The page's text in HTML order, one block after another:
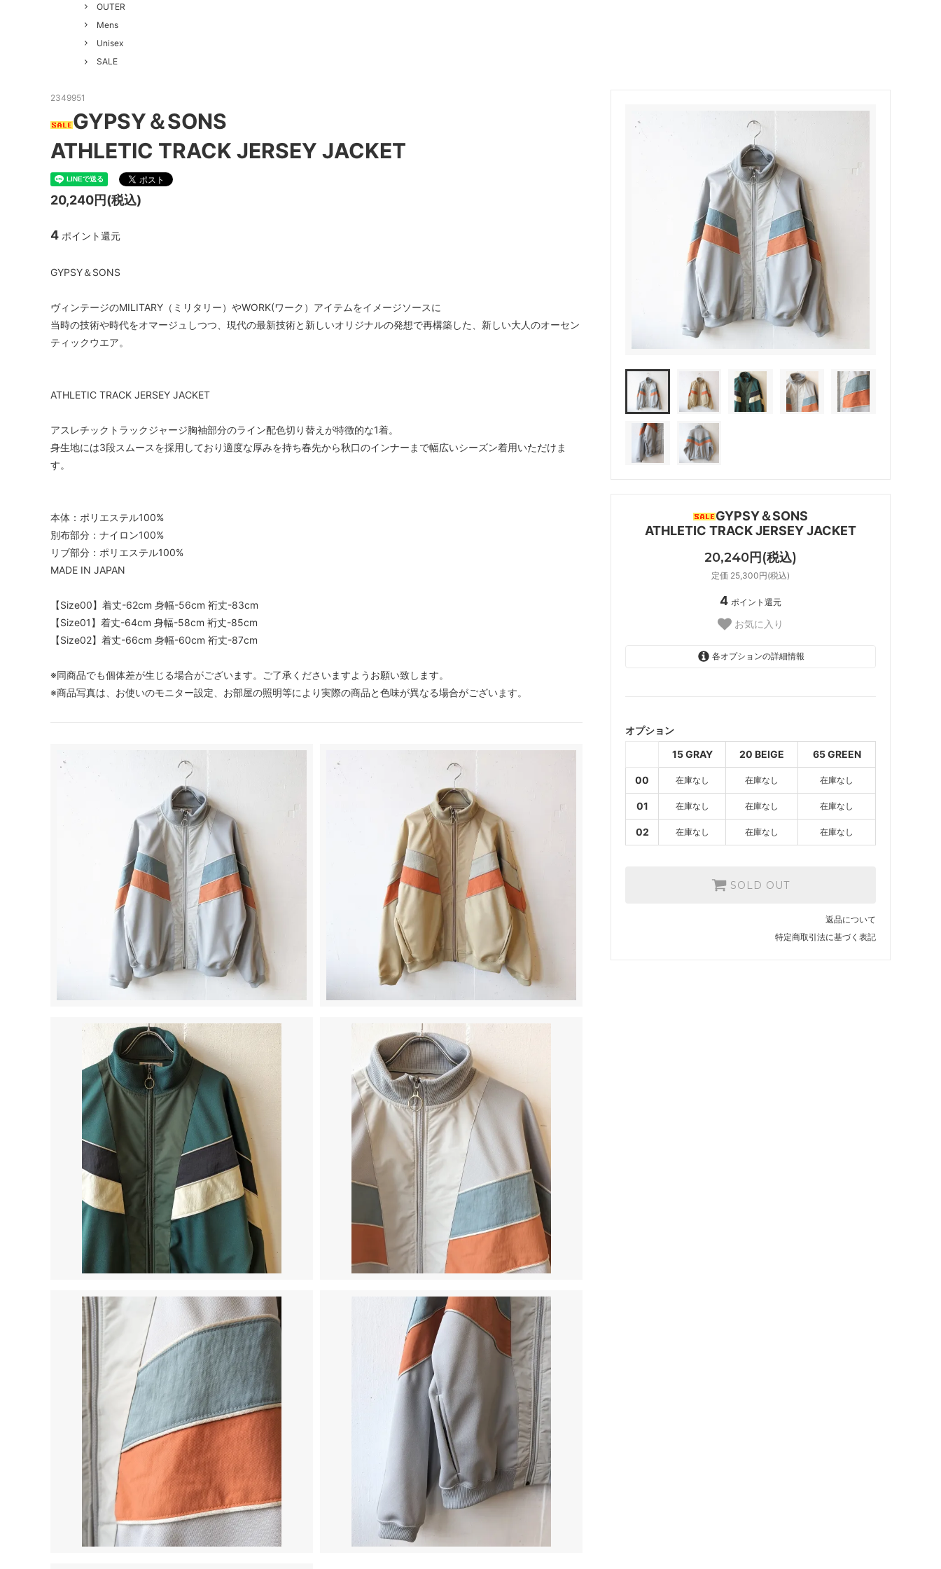
ALWEL
Kepani
THE H.W. DOG&CO. Healthknit
LYBRO TAKE&SONS NISHIGUCHI KUTSUSHITA
hakne LABOR DAY
SLOW indian jewelry
A PIECE OF CHIC LIBBEY
OUTER
Mens
Unisex
SALE
GYPSY＆SONS
ATHLETIC TRACK JERSEY JACKET
20,240円(税込)
定価 25,300円(税込)
4 ポイント還元
お気に入り
各オプションの詳細情報
65 GREEN
SOLD OUT
15 GRAY
20 BEIGE
SOLD OUT
20 BEIGE
オプション
15 GRAY
20 BEIGE 65 GREEN
00 在庫なし 在庫なし 在庫なし
01 在庫なし 在庫なし 在庫なし
02 在庫なし 在庫なし 在庫なし
SOLD OUT
返品について
特定商取引法に基づく表記
2349951
GYPSY＆SONS
ATHLETIC TRACK JERSEY JACKET
20,240円(税込)
4 ポイント還元
GYPSY＆SONS
ヴィンテージのMILITARY（ミリタリー）やWORK(ワーク）アイテムをイメージソースに
当時の技術や時代をオマージュしつつ、現代の最新技術と新しいオリジナルの発想で再構築した、新しい大人のオーセン
ティックウエア。
ATHLETIC TRACK JERSEY JACKET
アスレチックトラックジャージ胸袖部分のライン配色切り替えが特徴的な1着。
身生地には3段スムースを採用しており適度な厚みを持ち春先から秋口のインナーまで幅広いシーズン着用いただけま
す。
本体：ポリエステル100%
別布部分：ナイロン100%
リブ部分：ポリエステル100%
MADE IN JAPAN
【Size00】着丈-62cm 身幅-56cm 裄丈-83cm
【Size01】着丈-64cm 身幅-58cm 裄丈-85cm
【Size02】着丈-66cm 身幅-60cm 裄丈-87cm
※同商品でも個体差が生じる場合がございます。ご了承くださいますようお願い致します。
※商品写真は、お使いのモニター設定、お部屋の照明等により実際の商品と色味が異なる場合がございます。